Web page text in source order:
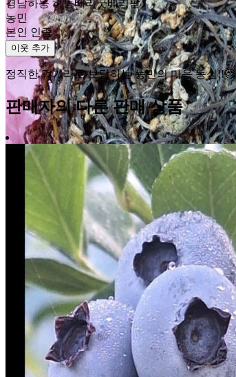
경남하동 하동베리굿베리팜
농민
본인 인증
이웃 추가
정직한 먹거리로 보답하는 농민의 마음 농심!!🙂
판매자의 다른 판매 상품